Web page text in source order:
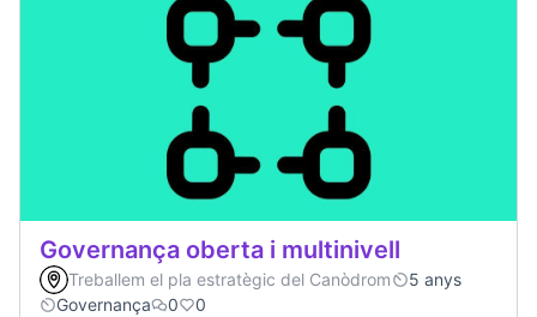
Governança oberta i multinivell
Treballem el pla estratègic del Canòdrom
5 anys
Governança
0 0